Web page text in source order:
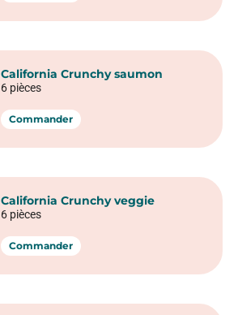
California Crunchy saumon
6 pièces
Commander
California Crunchy veggie
6 pièces
Commander